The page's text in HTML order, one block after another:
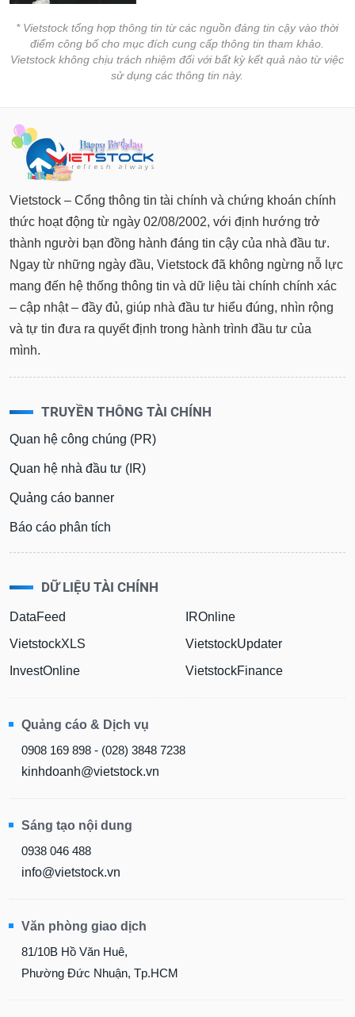
* Vietstock tổng hợp thông tin từ các nguồn đáng tin cậy vào thời
điểm công bố cho mục đích cung cấp thông tin tham khảo.
Vietstock không chịu trách nhiệm đối với bất kỳ kết quả nào từ việc
sử dụng các thông tin này.
Vietstock – Cổng thông tin tài chính và chứng khoán chính
thức hoạt động từ ngày 02/08/2002, với định hướng trở
thành người bạn đồng hành đáng tin cậy của nhà đầu tư.
Ngay từ những ngày đầu, Vietstock đã không ngừng nỗ lực
mang đến hệ thống thông tin và dữ liệu tài chính chính xác
– cập nhật – đầy đủ, giúp nhà đầu tư hiểu đúng, nhìn rộng
và tự tin đưa ra quyết định trong hành trình đầu tư của
mình.
TRUYỀN THÔNG TÀI CHÍNH
Quan hệ công chúng (PR)
Quan hệ nhà đầu tư (IR)
Quảng cáo banner
Báo cáo phân tích
DỮ LIỆU TÀI CHÍNH
DataFeed
VietstockXLS
InvestOnline
IROnline
VietstockUpdater
VietstockFinance
Quảng cáo & Dịch vụ
0908 169 898 - (028) 3848 7238
kinhdoanh@vietstock.vn
Sáng tạo nội dung
0938 046 488
info@vietstock.vn
Văn phòng giao dịch
81/10B Hồ Văn Huê,
Phường Đức Nhuận, Tp.HCM
cáo
phân
tích
Thuật
ngữ
(-)
Dịch
vụ
Đào
Sách
chính
cụ
tư
thông
tài
Dữ
liệu
tài
chính